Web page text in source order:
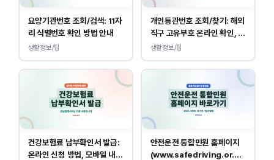
요양기관번호 조회/검색: 11자
리 식별번호 확인 방법 안내
생활정보/팁
개인통관번호 조회/찾기: 해외
직구 고유부호 온라인 확인, 발
급 방법
생활정보/팁
건강보험료 납부확인서 발급:
온라인 신청 방법, 모바일 내역
안전운전 통합민원 홈페이지
(www.safedriving.or.kr)